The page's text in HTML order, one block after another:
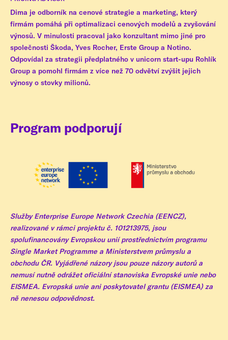
Dima je odborník na cenové strategie a marketing, který
firmám pomáhá při optimalizaci cenových modelů a zvyšování
výnosů. V minulosti pracoval jako konzultant mimo jiné pro
společnosti Škoda, Yves Rocher, Erste Group a Notino.
Odpovídal za strategii předplatného v unicorn start-upu Rohlík
Group a pomohl firmám z více než 70 odvětví zvýšit jejich
výnosy o stovky milionů.
Program podporují
Služby Enterprise Europe Network Czechia (EENCZ),
realizované v rámci projektu č. 101213975, jsou
spolufinancovány Evropskou unií prostřednictvím programu
Single Market Programme a Ministerstvem průmyslu a
obchodu ČR. Vyjádřené názory jsou pouze názory autorů a
nemusí nutně odrážet oficiální stanoviska Evropské unie nebo
EISMEA. Evropská unie ani poskytovatel grantu (EISMEA) za
ně nenesou odpovědnost.